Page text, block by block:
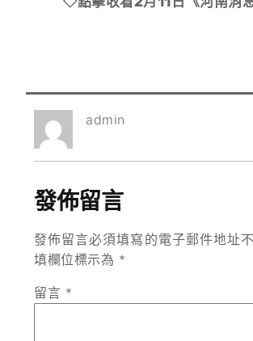
admin
發佈留言
發佈留言必須填寫的電子郵件地址
填欄位標示為 *
留言 *